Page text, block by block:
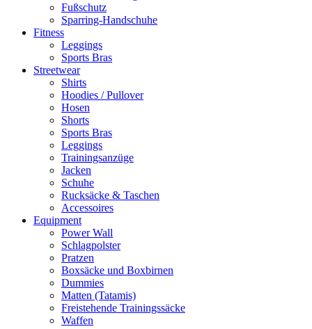
Fußschutz
Sparring-Handschuhe
Fitness
Leggings
Sports Bras
Streetwear
Shirts
Hoodies / Pullover
Hosen
Shorts
Sports Bras
Leggings
Trainingsanzüge
Jacken
Schuhe
Rucksäcke & Taschen
Accessoires
Equipment
Power Wall
Schlagpolster
Pratzen
Boxsäcke und Boxbirnen
Dummies
Matten (Tatamis)
Freistehende Trainingssäcke
Waffen